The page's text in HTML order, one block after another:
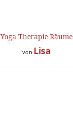
Yoga Therapie Räume
von Lisa